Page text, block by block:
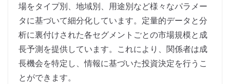
場をタイプ別、地域別、用途別など様々なパラメー
タに基づいて細分化しています。定量的データと分
析に裏付けされた各セグメントごとの市場規模と成
長予測を提供しています。これにより、関係者は成
長機会を特定し、情報に基づいた投資決定を行うこ
とができます。